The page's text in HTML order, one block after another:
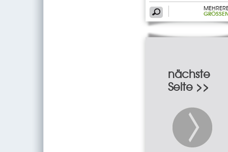
GRÖSSEN
nächste
Seite >>